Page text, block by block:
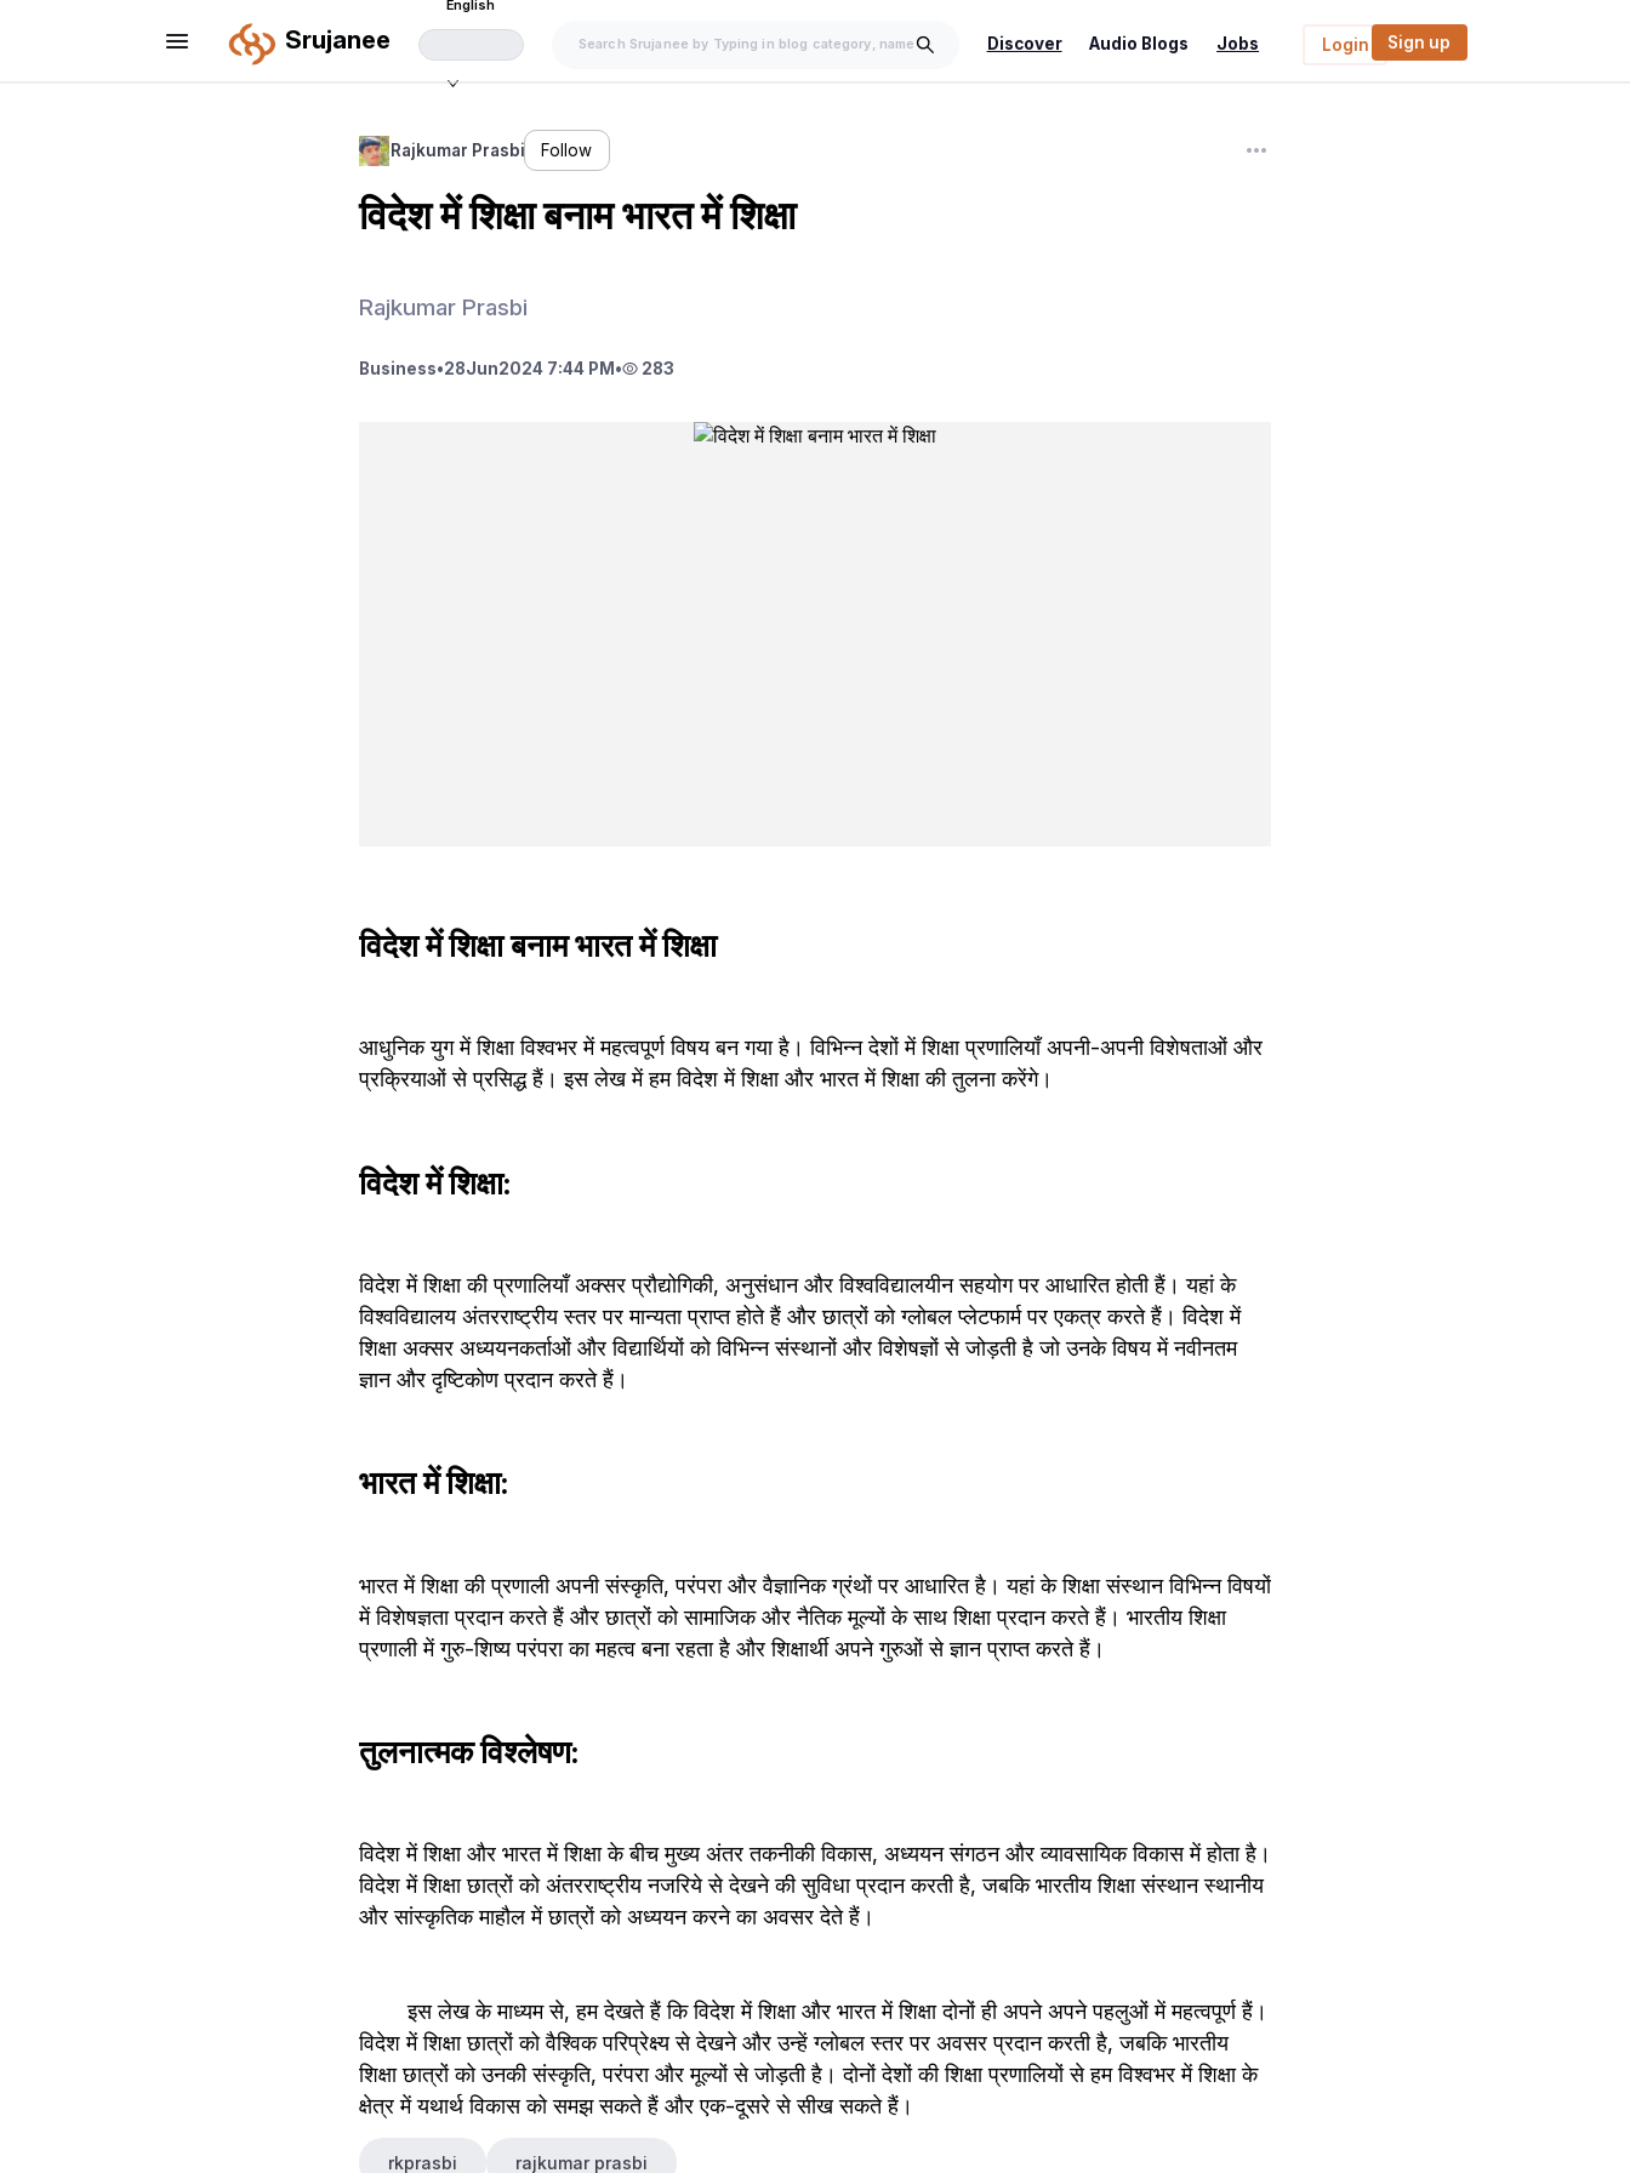
Srujanee
English
Discover Audio Blogs Jobs Login Sign up
Rajkumar Prasbi Follow
विदेश में शिक्षा बनाम भारत में शिक्षा
Rajkumar Prasbi
Business•28Jun2024 7:44 PM • 283
विदेश में शिक्षा बनाम भारत में शिक्षा
आधुनिक युग में शिक्षा विश्वभर में महत्वपूर्ण विषय बन गया है। विभिन्न देशों में शिक्षा प्रणालियाँ अपनी-अपनी विशेषताओं और
प्रक्रियाओं से प्रसिद्ध हैं। इस लेख में हम विदेश में शिक्षा और भारत में शिक्षा की तुलना करेंगे।
विदेश में शिक्षा:
विदेश में शिक्षा की प्रणालियाँ अक्सर प्रौद्योगिकी, अनुसंधान और विश्वविद्यालयीन सहयोग पर आधारित होती हैं। यहां के
विश्वविद्यालय अंतरराष्ट्रीय स्तर पर मान्यता प्राप्त होते हैं और छात्रों को ग्लोबल प्लेटफार्म पर एकत्र करते हैं। विदेश में
शिक्षा अक्सर अध्ययनकर्ताओं और विद्यार्थियों को विभिन्न संस्थानों और विशेषज्ञों से जोड़ती है जो उनके विषय में नवीनतम
ज्ञान और दृष्टिकोण प्रदान करते हैं।
भारत में शिक्षा:
भारत में शिक्षा की प्रणाली अपनी संस्कृति, परंपरा और वैज्ञानिक ग्रंथों पर आधारित है। यहां के शिक्षा संस्थान विभिन्न विषयों
में विशेषज्ञता प्रदान करते हैं और छात्रों को सामाजिक और नैतिक मूल्यों के साथ शिक्षा प्रदान करते हैं। भारतीय शिक्षा
प्रणाली में गुरु-शिष्य परंपरा का महत्व बना रहता है और शिक्षार्थी अपने गुरुओं से ज्ञान प्राप्त करते हैं।
तुलनात्मक विश्लेषण:
विदेश में शिक्षा और भारत में शिक्षा के बीच मुख्य अंतर तकनीकी विकास, अध्ययन संगठन और व्यावसायिक विकास में होता है।
विदेश में शिक्षा छात्रों को अंतरराष्ट्रीय नजरिये से देखने की सुविधा प्रदान करती है, जबकि भारतीय शिक्षा संस्थान स्थानीय
और सांस्कृतिक माहौल में छात्रों को अध्ययन करने का अवसर देते हैं।
        इस लेख के माध्यम से, हम देखते हैं कि विदेश में शिक्षा और भारत में शिक्षा दोनों ही अपने अपने पहलुओं में महत्वपूर्ण हैं।
विदेश में शिक्षा छात्रों को वैश्विक परिप्रेक्ष्य से देखने और उन्हें ग्लोबल स्तर पर अवसर प्रदान करती है, जबकि भारतीय
शिक्षा छात्रों को उनकी संस्कृति, परंपरा और मूल्यों से जोड़ती है। दोनों देशों की शिक्षा प्रणालियों से हम विश्वभर में शिक्षा के
क्षेत्र में यथार्थ विकास को समझ सकते हैं और एक-दूसरे से सीख सकते हैं।
rkprasbi rajkumar prasbi